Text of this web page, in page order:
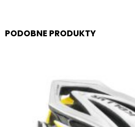
PODOBNE PRODUKTY